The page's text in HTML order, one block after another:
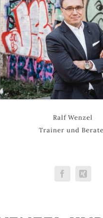
Ralf Wenzel
Trainer und